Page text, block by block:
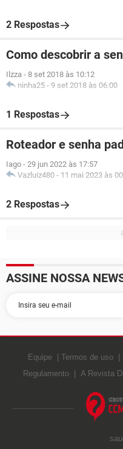
2 Respostas
Como descobrir a
Ilzza - 8 set 2018 às 10:12
ninha25 - 9 set 2018 às 06:00
1 Respostas
Roteador e senha
Iago - 29 jun 2022 às 17:57
Vazluiz480 - 11 mai 2023 às
2 Respostas
ASSINE NOSSA
Equipe Termos de uso
Regulamento
A Revista